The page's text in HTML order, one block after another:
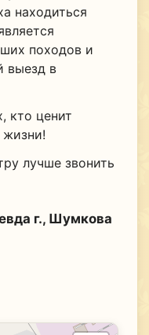
находиться
походов и
выезд в
кто ценит
лучше звонить
г., Шумкова